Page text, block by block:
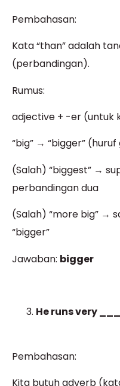
Pembahasan:
Kata “than” adalah
(perbandingan).
Rumus:
adjective + -er (untuk
“big” → “bigger”
(Salah) “biggest” →
perbandingan dua
(Salah) “more big” →
“bigger”
Jawaban: bigger
He runs very
Pembahasan:
Kita butuh adverb